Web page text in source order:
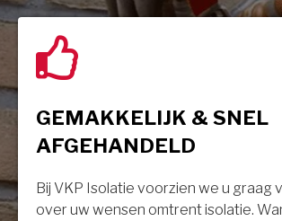
GEMAKKELIJK & SNEL
AFGEHANDELD
Bij VKP Isolatie voorzien we u graag
over uw wensen omtrent isolatie.